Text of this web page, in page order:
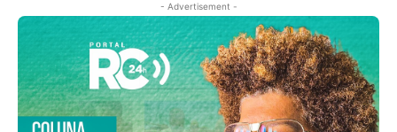
- Advertisement -